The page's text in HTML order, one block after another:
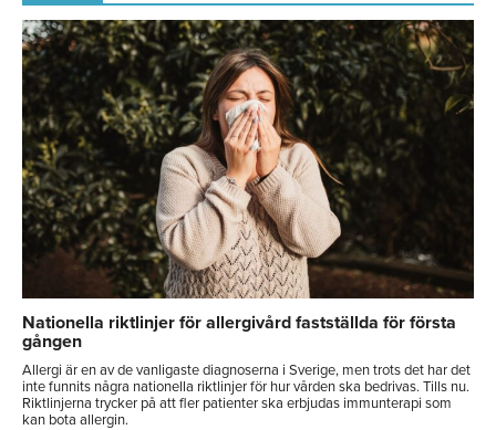
Nationella riktlinjer för allergivård fastställda för första
gången
Allergi är en av de vanligaste diagnoserna i Sverige, men trots det har det
inte funnits några nationella riktlinjer för hur vården ska bedrivas. Tills nu.
Riktlinjerna trycker på att fler patienter ska erbjudas immunterapi som
kan bota allergin.